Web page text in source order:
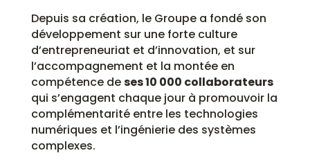
Depuis sa création, le Groupe a fondé son
développement sur une forte culture
d’entrepreneuriat et d’innovation, et sur
l’accompagnement et la montée en
compétence deses 10 000 collaborateurs
qui s’engagent chaque jour à promouvoir la
complémentarité entre les technologies
numériques et l’ingénierie des systèmes
complexes.